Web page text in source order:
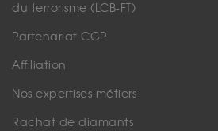
du terrorisme (LCB-FT)
Partenariat CGP
Affiliation
Nos expertises métiers
Rachat de diamants